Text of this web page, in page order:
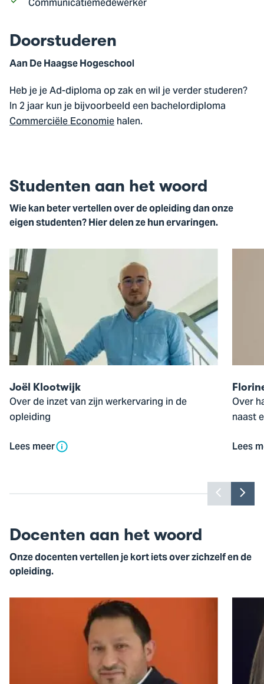
Doorstuderen
Aan De Haagse Hogeschool
Heb je je Ad-diploma op zak en wil je verder studeren?
In 2 jaar kun je bijvoorbeeld een bachelordiploma
Commerciële Economiehalen.
Studenten aan het woord
Wie kan beter vertellen over de opleiding dan onze
eigen studenten? Hier delen ze hun ervaringen.
Open
de
pop-
up
van
Joël
Klootwijk
Joël Klootwijk
Over de inzet van zijn werkervaring in de
opleiding
Lees meer
Over
naast
Lees
Toon
vorige
Docenten aan het woord
Onze docenten vertellen je kort iets over zichzelf en de
opleiding.